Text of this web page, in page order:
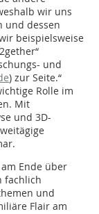
wir uns
und dessen
beispielsweise
und
) zur Seite.“
Rolle im
Mit
und 3D-
Ende über
fachlich
und
Flair am